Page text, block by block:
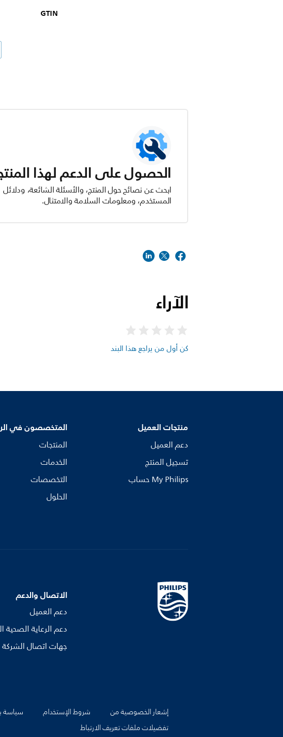
GTIN
الحصول على الدعم لهذا
ابحث عن نصائح حول المنتج، والأسئلة الشائعة، ودلائل
المستخدم، ومعلومات السلامة والامتثال.
الآراء
كن أول من يراجع هذا البند
منتجات العميل
دعم العميل
تسجيل المنتج
My Philips حساب
المتخصصون في
المنتجات
الخدمات
التخصصات
الحلول
الاتصال والدعم
دعم العميل
دعم الرعاية الصحية
جهات اتصال الشركة
إشعار الخصوصية من شروط الإستخدام
سياسة
تفضيلات ملفات تعريف الارتباط